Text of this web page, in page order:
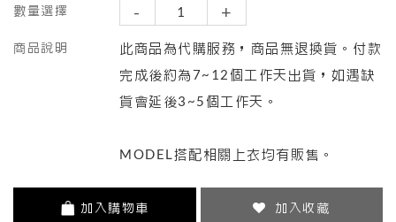
數量選擇 - +
商品說明
此商品為代購服務，商品無退換貨。付款
完成後約為7~12個工作天出貨，如遇缺
貨會延後3~5個工作天。
MODEL搭配相關上衣均有販售。
加入購物車 加入收藏